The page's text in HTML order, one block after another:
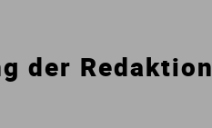
der Redaktion